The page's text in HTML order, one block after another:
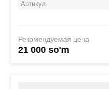
Артикул
Рекомендуемая цена
21 000 so'm